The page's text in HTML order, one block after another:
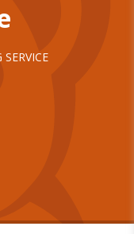
SERVICE